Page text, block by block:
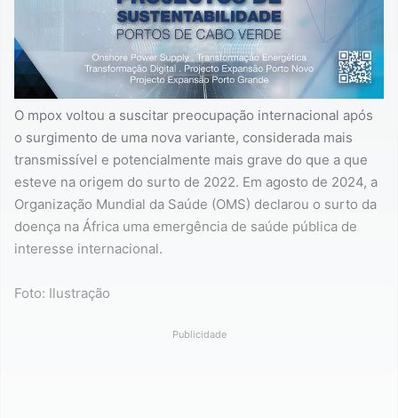
O mpox voltou a suscitar preocupação internacional após
o surgimento de uma nova variante, considerada mais
transmissível e potencialmente mais grave do que a que
esteve na origem do surto de 2022. Em agosto de 2024, a
Organização Mundial da Saúde (OMS) declarou o surto da
doença na África uma emergência de saúde pública de
interesse internacional.
Foto: Ilustração
Publicidade